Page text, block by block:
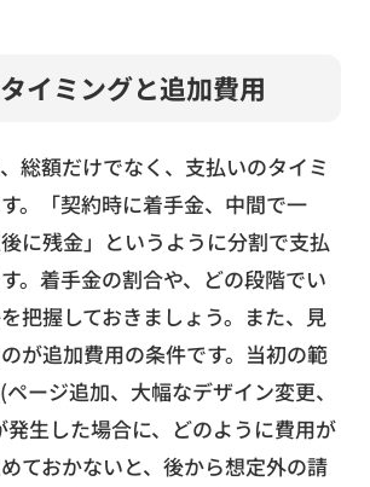
イミングと追加費用
総額だけでなく、支払いのタイミ
。「契約時に着手金、中間で一
に残金」というように分割で支払
。着手金の割合や、どの段階でい
把握しておきましょう。また、見
が追加費用の条件です。当初の範
ージ追加、大幅なデザイン変更、
生した場合に、どのように費用が
ておかないと、後から想定外の請